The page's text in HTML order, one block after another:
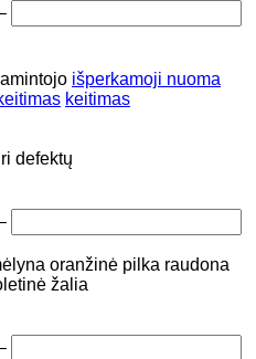
išperkamoji nuoma
keitimas
defektų
oranžinė pilka raudona
žalia